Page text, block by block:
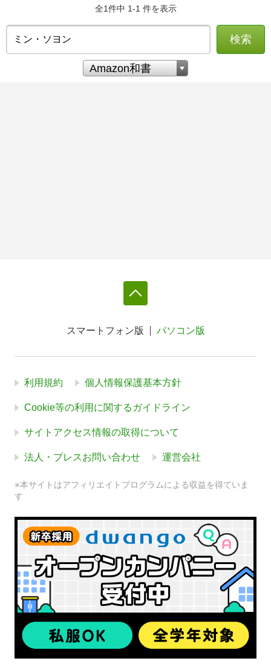
全1件中 1-1 件を表示
検索
スマートフォン版 パソコン版
利用規約 個人情報保護基本方針
Cookie等の利用に関するガイドライン
サイトアクセス情報の取得について
法人・プレスお問い合わせ 運営会社
※本サイトはアフィリエイトプログラムによる収益を得ていま
す